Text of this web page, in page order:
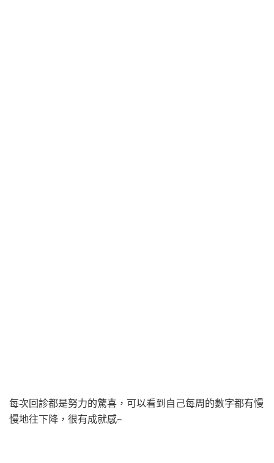
每次回診都是努力的驚喜，可以看到自己每周的數字都有慢
慢地往下降，很有成就感~